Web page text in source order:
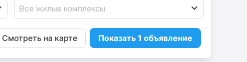
Все жилые комплексы
Смотреть на карте Показать 1 объявление